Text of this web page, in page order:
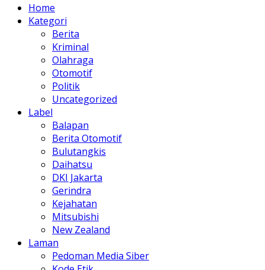
Home
Kategori
Berita
Kriminal
Olahraga
Otomotif
Politik
Uncategorized
Label
Balapan
Berita Otomotif
Bulutangkis
Daihatsu
DKI Jakarta
Gerindra
Kejahatan
Mitsubishi
New Zealand
Laman
Pedoman Media Siber